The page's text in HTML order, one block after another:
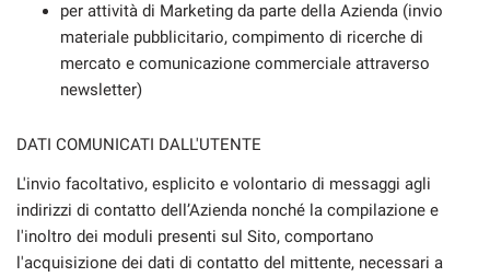
per attività di Marketing da parte della Azienda (invio
materiale pubblicitario, compimento di ricerche di
mercato e comunicazione commerciale attraverso
newsletter)
DATI COMUNICATI DALL'UTENTE
L'invio facoltativo, esplicito e volontario di messaggi agli
indirizzi di contatto dell’Azienda nonché la compilazione e
l'inoltro dei moduli presenti sul Sito, comportano
l'acquisizione dei dati di contatto del mittente, necessari a
questi
strumenti
tracciamento
rimanda
alla
cookie
policy.
Puoi
rivedere
e